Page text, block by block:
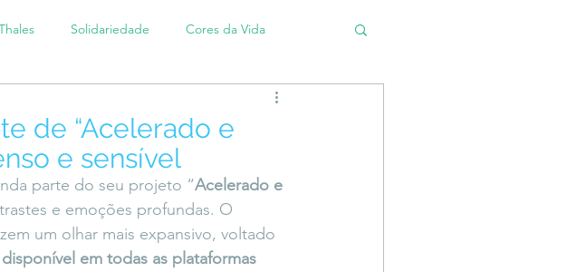
Solidariedade Cores da Vida
#TôemSampa, meu!
Fora da Curva Território Livre
de “Acelerado e
e sensível
parte do seu projeto “Acelerado e
e emoções profundas. O
um olhar mais expansivo, voltado
em todas as plataformas